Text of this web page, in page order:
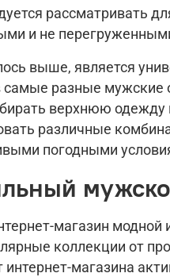
рассматривать
и не
выше, является
самые разные
верхнюю одежду
различные
погодными
магазин
коллекции от
интернет-магазина